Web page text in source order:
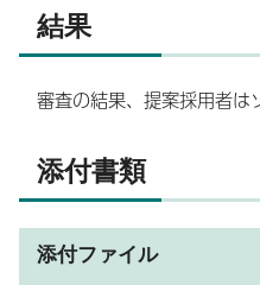
結果
審査の結果、提案採用者は
添付書類
添付ファイル